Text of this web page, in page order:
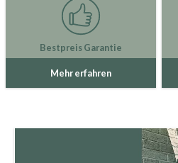
Bestpreis Garantie
Mehr erfahren